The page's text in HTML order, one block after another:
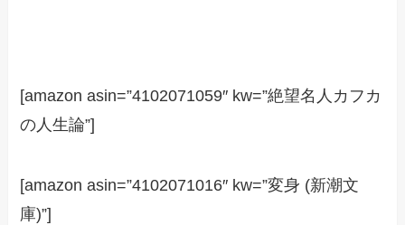
[amazon asin=”4102071059″ kw=”絶望名人カフカ
の人生論”]
[amazon asin=”4102071016″ kw=”変身 (新潮文
庫)”]